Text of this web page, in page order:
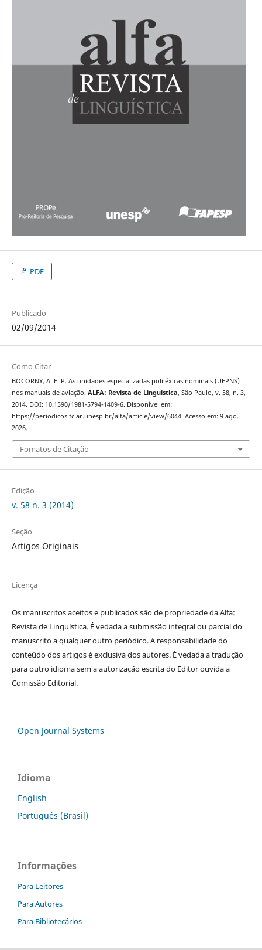
PDF
Publicado
02/09/2014
Como Citar
BOCORNY, A. E. P. As unidades especializadas poliléxicas nominais (UEPNS)
nos manuais de aviação. ALFA: Revista de Linguística, São Paulo, v. 58, n. 3,
2014. DOI: 10.1590/1981-5794-1409-6. Disponível em:
https://periodicos.fclar.unesp.br/alfa/article/view/6044. Acesso em: 9 ago.
2026.
Fomatos de Citação
Edição
v. 58 n. 3 (2014)
Seção
Artigos Originais
Licença
Os manuscritos aceitos e publicados são de propriedade da Alfa:
Revista de Linguística. É vedada a submissão integral ou parcial do
manuscrito a qualquer outro periódico. A responsabilidade do
conteúdo dos artigos é exclusiva dos autores. É vedada a tradução
para outro idioma sem a autorização escrita do Editor ouvida a
Comissão Editorial.
Open Journal Systems
Idioma
English
Português (Brasil)
Informações
Para Leitores
Para Autores
Para Bibliotecários